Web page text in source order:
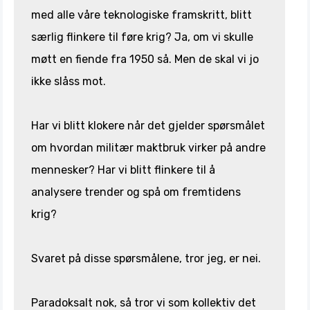
med alle våre teknologiske framskritt, blitt
særlig flinkere til føre krig? Ja, om vi skulle
møtt en fiende fra 1950 så. Men de skal vi jo
ikke slåss mot.
Har vi blitt klokere når det gjelder spørsmålet
om hvordan militær maktbruk virker på andre
mennesker? Har vi blitt flinkere til å
analysere trender og spå om fremtidens
krig?
Svaret på disse spørsmålene, tror jeg, er nei.
Paradoksalt nok, så tror vi som kollektiv det